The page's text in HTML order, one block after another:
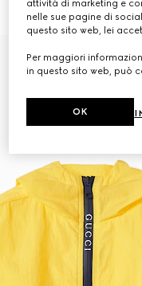
attività di marketing e
nelle sue pagine di
questo sito web, lei
Per maggiori
in questo sito web, può
OK